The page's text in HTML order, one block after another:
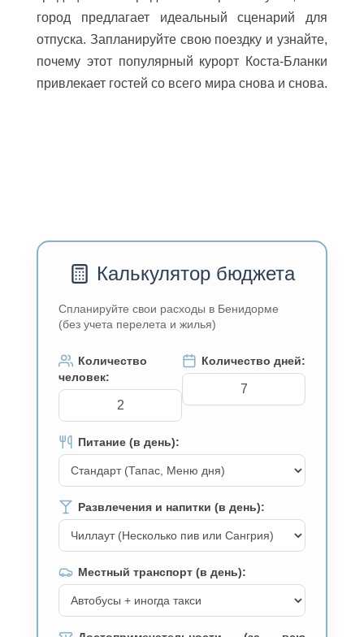
город предлагает идеальный сценарий для
отпуска. Запланируйте свою поездку и узнайте,
почему этот популярный курорт Коста-Бланки
привлекает гостей со всего мира снова и снова.
Калькулятор бюджета
Спланируйте свои расходы в Бенидорме
(без учета перелета и жилья)
Количество
человек:
Количество дней:
Питание (в день):
Развлечения и напитки (в день):
Местный транспорт (в день):